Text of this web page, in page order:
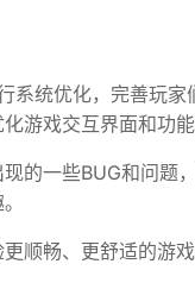
系统优化，完善玩
游戏交互界面和功
的一些BUG和问题
顺畅、更舒适的游